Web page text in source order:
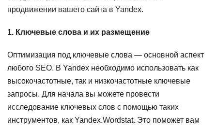
продвижении вашего сайта в Yandex.
1. Ключевые слова и их размещение
Оптимизация под ключевые слова — основной аспект
любого SEO. В Yandex необходимо использовать как
высокочастотные, так и низкочастотные ключевые
запросы. Для начала вы можете провести
исследование ключевых слов с помощью таких
инструментов, как Yandex.Wordstat. Это поможет вам